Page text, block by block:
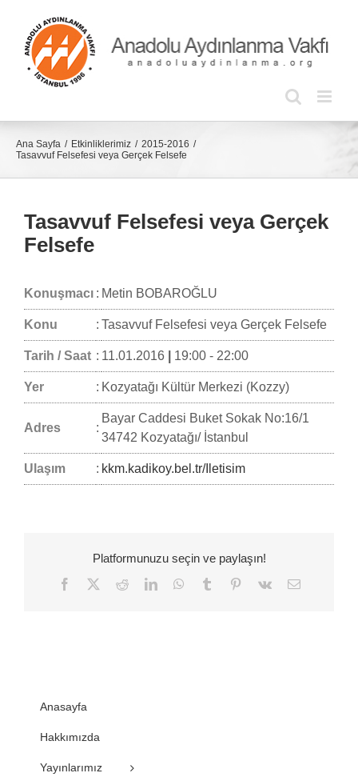
content
Ana Sayfa Etkinliklerimiz
2015-2016
Tasavvuf Felsefesi veya Gerçek Felsefe
Tasavvuf Felsefesi veya Gerçek
Felsefe
Konuşmacı : Metin BOBAROĞLU
Konu : Tasavvuf Felsefesi veya Gerçek Felsefe
Tarih / Saat : 11.01.2016 19:00 - 22:00
Yer : Kozyatağı Kültür Merkezi (Kozzy)
Adres :
Bayar Caddesi Buket Sokak No:16/1
34742 Kozyatağı/ İstanbul
Ulaşım : kkm.kadikoy.bel.tr/Iletisim
Platformunuzu seçin ve paylaşın!
Facebook
TwitterRedditLinkedInWhatsApp
Tumblr Pinterest
Vk
E-
Anasayfa
Hakkımızda
Yayınlarımız